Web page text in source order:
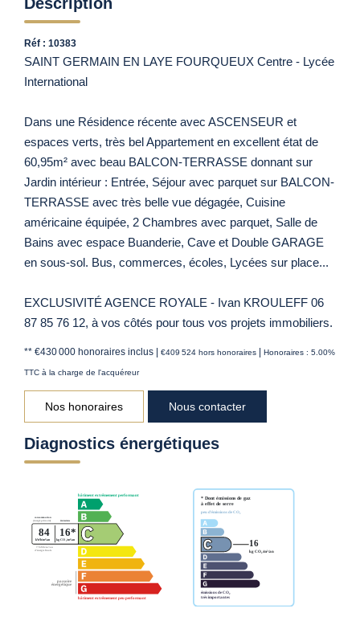
Réf : 10383
SAINT GERMAIN EN LAYE FOURQUEUX Centre - Lycée
International
Dans une Résidence récente avec ASCENSEUR et
espaces verts, très bel Appartement en excellent état de
60,95m² avec beau BALCON-TERRASSE donnant sur
Jardin intérieur : Entrée, Séjour avec parquet sur BALCON-
TERRASSE avec très belle vue dégagée, Cuisine
américaine équipée, 2 Chambres avec parquet, Salle de
Bains avec espace Buanderie, Cave et Double GARAGE
en sous-sol. Bus, commerces, écoles, Lycées sur place...
EXCLUSIVITÉ AGENCE ROYALE - Ivan KROULEFF 06
87 85 76 12, à vos côtés pour tous vos projets immobiliers.
** €430 000 honoraires inclus | €409 524 hors honoraires | Honoraires : 5.00%
TTC à la charge de l'acquéreur
Nos honoraires Nous contacter
Diagnostics énergétiques